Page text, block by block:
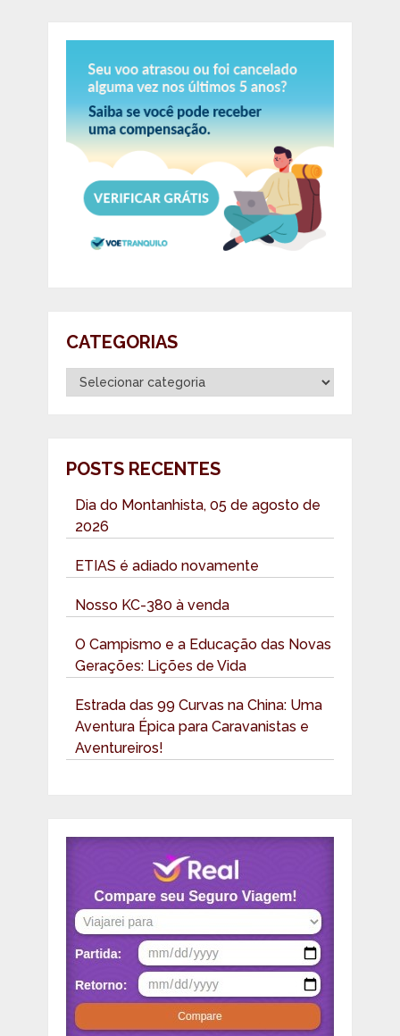
CATEGORIAS
Categorias
POSTS RECENTES
Dia do Montanhista, 05 de agosto de
2026
ETIAS é adiado novamente
Nosso KC-380 à venda
O Campismo e a Educação das Novas
Gerações: Lições de Vida
Estrada das 99 Curvas na China: Uma
Aventura Épica para Caravanistas e
Aventureiros!